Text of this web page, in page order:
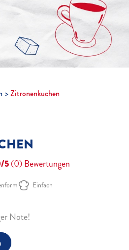
Zitronenkuchen
5(0)Bewertungen
Einfach
Note!